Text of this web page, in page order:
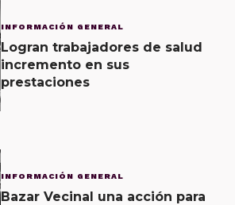
INFORMACIÓN GENERAL
Logran trabajadores de salud
incremento en sus
prestaciones
INFORMACIÓN GENERAL
Bazar Vecinal una acción para